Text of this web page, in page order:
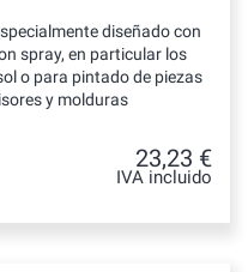
diseñado con
spray, en particular los
o para pintado de piezas
y molduras
23,23 €
IVA incluido